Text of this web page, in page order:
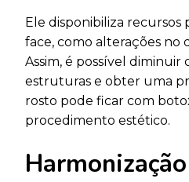
Ele disponibiliza recursos
face, como alterações no
Assim, é possível diminuir
estruturas e obter uma
rosto pode ficar com
procedimento estético.